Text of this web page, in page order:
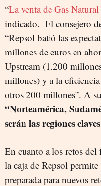
“La venta de Gas
indicado. El consejero
“Repsol batió las
millones de euros en
Upstream (1.200
millones) y a la
otros 200 millones”. A
“Norteamérica,
serán las regiones claves
En cuanto a los retos
la caja de Repsol
preparada para nuevos